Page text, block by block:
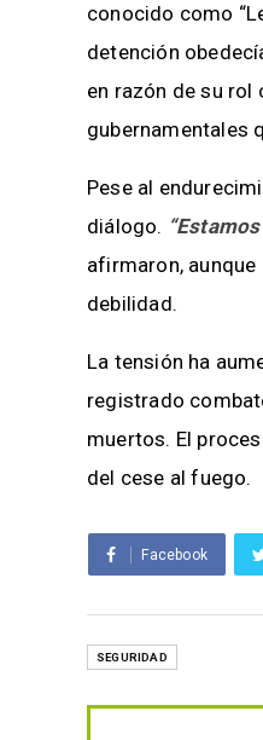
conocido como
detención
en razón de su rol
gubernamentales
Pese al
diálogo.
afirmaron,
debilidad.
La tensión ha
registrado
muertos. El
del cese al fuego.
Facebook
SEGURIDAD